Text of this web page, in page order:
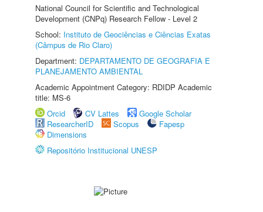
National Council for Scientific and Technological
Development (CNPq) Research Fellow - Level 2
School: Instituto de Geociências e Ciências Exatas
(Câmpus de Rio Claro)
Department: DEPARTAMENTO DE GEOGRAFIA E
PLANEJAMENTO AMBIENTAL
Academic Appointment Category: RDIDP Academic
title: MS-6
Orcid
CV Lattes
Google Scholar
ResearcherID
Scopus
Fapesp
Dimensions
Repositório Institucional UNESP